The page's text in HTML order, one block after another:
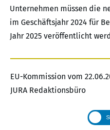
Unternehmen müssen die
im Geschäftsjahr 2024 für
Jahr 2025 veröffentlicht
EU-Kommission vom
JURA Redaktionsbüro